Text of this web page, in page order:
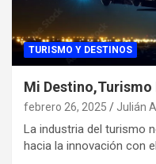
TURISMO Y DESTINOS
Mi
febrero 26, 2025 Julián
La industria del turismo
hacia la innovación con